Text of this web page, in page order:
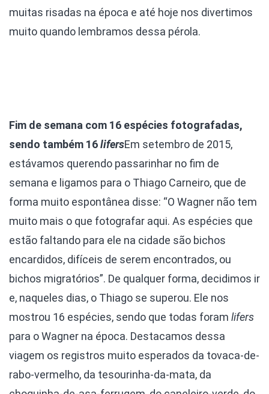
muitas risadas na época e até hoje nos divertimos
muito quando lembramos dessa pérola.
Fim de semana com 16 espécies fotografadas,
sendo também 16lifersEm setembro de 2015,
estávamos querendo passarinhar no fim de
semana e ligamos para o Thiago Carneiro, que de
forma muito espontânea disse: “O Wagner não tem
muito mais o que fotografar aqui. As espécies que
estão faltando para ele na cidade são bichos
encardidos, difíceis de serem encontrados, ou
bichos migratórios”. De qualquer forma, decidimos ir
e, naqueles dias, o Thiago se superou. Ele nos
mostrou 16 espécies, sendo que todas foram lifers
para o Wagner na época. Destacamos dessa
viagem os registros muito esperados da tovaca-de-
rabo-vermelho, da tesourinha-da-mata, da